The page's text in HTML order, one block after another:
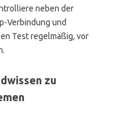
neben der
Verbindung und
Test regelmäßig, vor
zu